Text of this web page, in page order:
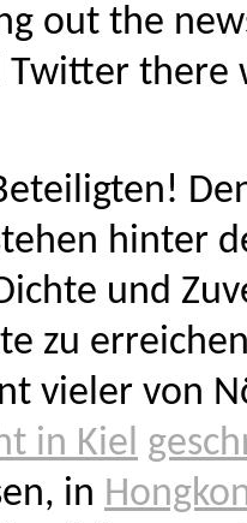
out the
there
hinter
und
zu
vieler von
in Kiel
in